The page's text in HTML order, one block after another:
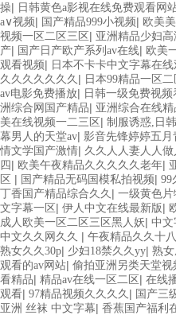
操| 日韩黄色a影视在线免费观看网
a∨视频| 国产精品999小视频| 欧美
视频一区二区三区 | 亚洲精品少妇
产| 国产日产欧产系列av在线| 欧美
观看视频| 日本不卡卡中文字幕在
久久久久久久久 | 日本99精品一区二
av电影免费播放| 日韩一级免费视频
洲综合网国产精品| 亚洲综合在线精
美在线视频一二三区 | 制服诱惑,日
幕男人的天堂av| 影音先锋婷婷五
情文学国产激情| 久久人人妻人人
四 | 欧美午夜精品久久久久久老年|
区 | 国产精品无码国模私拍视频| 99
丁香国产精品综合久久 | 一级黄色
文字幕一区 | 伊人中文在线最新版 |
成人欧美一区二区三区黑人妖| 中文
中文久久网久久 | 午夜精品久久十
熟女久久30p| 少妇18禁久久yy| 熟
观看的av网站| 偷拍亚洲另类天堂视
看精品| 精品av在线一区二区 | 在线
观看| 97精品视频久久久久 | 国产三
亚洲 丝袜 中文字幕| 香蕉国产福利